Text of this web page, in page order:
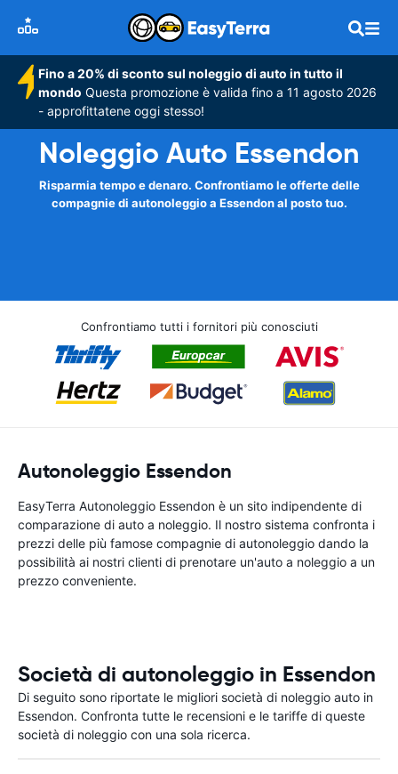
Fino a 20% di sconto sul noleggio di auto in tutto il
mondo Questa promozione è valida fino a 11 agosto 2026
- approfittatene oggi stesso!
Noleggio Auto Essendon
Risparmia tempo e denaro. Confrontiamo le offerte delle
compagnie di autonoleggio a Essendon al posto tuo.
Confrontiamo tutti i fornitori più conosciuti
Autonoleggio Essendon
EasyTerra Autonoleggio Essendon è un sito indipendente di
comparazione di auto a noleggio. Il nostro sistema confronta i
prezzi delle più famose compagnie di autonoleggio dando la
possibilità ai nostri clienti di prenotare un'auto a noleggio a un
prezzo conveniente.
Società di autonoleggio in Essendon
Di seguito sono riportate le migliori società di noleggio auto in
Essendon. Confronta tutte le recensioni e le tariffe di queste
società di noleggio con una sola ricerca.